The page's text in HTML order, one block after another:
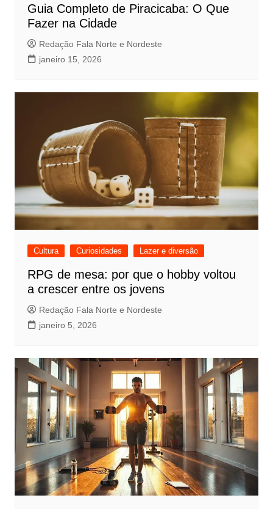
Guia Completo de Piracicaba: O Que
Fazer na Cidade
Redação Fala Norte e Nordeste
janeiro 15, 2026
Cultura Curiosidades Lazer e diversão
RPG de mesa: por que o hobby voltou
a crescer entre os jovens
Redação Fala Norte e Nordeste
janeiro 5, 2026